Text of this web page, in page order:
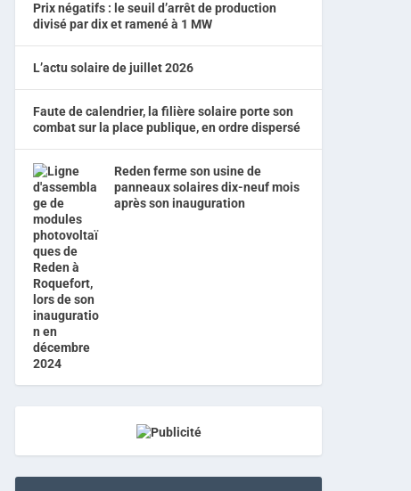
Prix négatifs : le seuil d’arrêt de production
divisé par dix et ramené à 1 MW
L’actu solaire de juillet 2026
Faute de calendrier, la filière solaire porte son
combat sur la place publique, en ordre dispersé
Reden ferme son usine de
panneaux solaires dix-neuf mois
après son inauguration